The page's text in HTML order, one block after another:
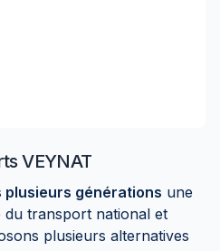
VEYNAT
plusieurs générations une
transport national et
plusieurs alternatives